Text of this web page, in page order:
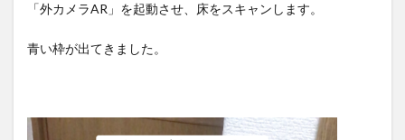
「外カメラAR」を起動させ、床をスキャンします。
青い枠が出てきました。